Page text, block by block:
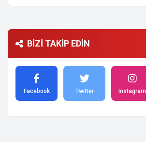
BİZİ TAKİP EDİN
Facebook Twitter Instagram